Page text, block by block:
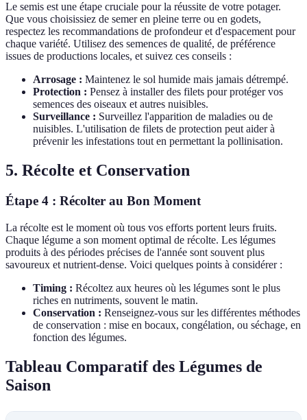
Le semis est une étape cruciale pour la réussite de votre potager.
Que vous choisissiez de semer en pleine terre ou en godets,
respectez les recommandations de profondeur et d'espacement pour
chaque variété. Utilisez des semences de qualité, de préférence
issues de productions locales, et suivez ces conseils :
Arrosage : Maintenez le sol humide mais jamais détrempé.
Protection : Pensez à installer des filets pour protéger vos
semences des oiseaux et autres nuisibles.
Surveillance : Surveillez l'apparition de maladies ou de
nuisibles. L'utilisation de filets de protection peut aider à
prévenir les infestations tout en permettant la pollinisation.
5. Récolte et Conservation
Étape 4 : Récolter au Bon Moment
La récolte est le moment où tous vos efforts portent leurs fruits.
Chaque légume a son moment optimal de récolte. Les légumes
produits à des périodes précises de l'année sont souvent plus
savoureux et nutrient-dense. Voici quelques points à considérer :
Timing : Récoltez aux heures où les légumes sont le plus
riches en nutriments, souvent le matin.
Conservation : Renseignez-vous sur les différentes méthodes
de conservation : mise en bocaux, congélation, ou séchage, en
fonction des légumes.
Tableau Comparatif des Légumes de
Saison